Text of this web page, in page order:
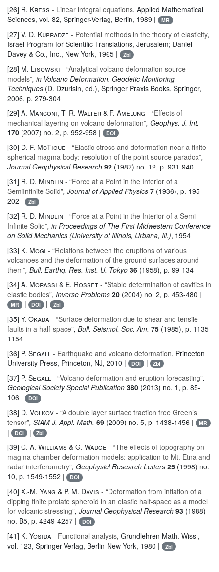
[26] R. Kress - Linear integral equations, Applied Mathematical
Sciences, vol. 82, Springer-Verlag, Berlin, 1989 | MR
[27] V. D. Kupradze - Potential methods in the theory of elasticity,
Israel Program for Scientific Translations, Jerusalem; Daniel
Davey & Co., Inc., New York, 1965 |
Zbl
[28] M. Lisowski - “Analytical volcano deformation source
models”, in Volcano Deformation. Geodetic Monitoring
Techniques (D. Dzurisin, ed.), Springer Praxis Books, Springer,
2006, p. 279-304
[29] A. Manconi, T. R. Walter & F. Amelung - “Effects of
mechanical layering on volcano deformation”, Geophys. J. Int.
170 (2007) no. 2, p. 952-958 | DOI
[30] D. F. McTigue - “Elastic stress and deformation near a finite
spherical magma body: resolution of the point source paradox”,
Journal Geophysical Research 92 (1987) no. 12, p. 931-940
[31] R. D. Mindlin - “Force at a Point in the Interior of a
SemiInfinite Solid”, Journal of Applied Physics 7 (1936), p. 195-
202 |
Zbl
[32] R. D. Mindlin - “Force at a Point in the Interior of a Semi-
Infinite Solid”, in Proceedings of The First Midwestern Conference
on Solid Mechanics (University of Illinois, Urbana, Ill.), 1954
[33] K. Mogi - “Relations between the eruptions of various
volcanoes and the deformation of the ground surfaces around
them”, Bull. Earthq. Res. Inst. U. Tokyo 36 (1958), p. 99-134
[34] A. Morassi & E. Rosset - “Stable determination of cavities in
elastic bodies”, Inverse Problems 20 (2004) no. 2, p. 453-480 |
MR | DOI | Zbl
[35] Y. Okada - “Surface deformation due to shear and tensile
faults in a half-space”, Bull. Seismol. Soc. Am. 75 (1985), p. 1135-
1154
[36] P. Segall - Earthquake and volcano deformation, Princeton
University Press, Princeton, NJ, 2010 |
DOI | Zbl
[37] P. Segall- “Volcano deformation and eruption forecasting”,
Geological Society Special Publication 380 (2013) no. 1, p. 85-
106 |
DOI
[38] D. Volkov - “A double layer surface traction free Green’s
tensor”, SIAM J. Appl. Math. 69 (2009) no. 5, p. 1438-1456 | MR
| DOI | Zbl
[39] C. A. Williams & G. Wadge - “The effects of topography on
magma chamber deformation models: application to Mt. Etna and
radar interferometry”, Geophysicl Research Letters 25 (1998) no.
10, p. 1549-1552 |
DOI
[40] X.-M. Yang & P. M. Davis - “Deformation from inflation of a
dipping finite prolate spheroid in an elastic half-space as a model
for volcanic stressing”, Journal Geophysical Research 93 (1988)
no. B5, p. 4249-4257 |
DOI
[41] K. Yosida - Functional analysis, Grundlehren Math. Wiss.,
vol. 123, Springer-Verlag, Berlin-New York, 1980 | Zbl